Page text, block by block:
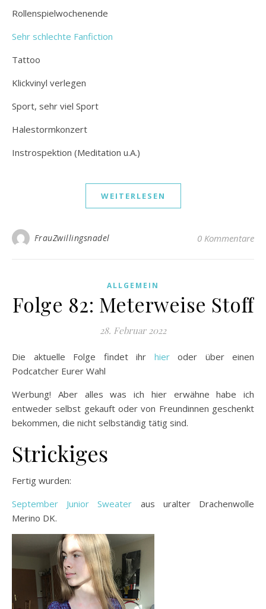
Rollenspielwochenende
Sehr schlechte Fanfiction
Tattoo
Klickvinyl verlegen
Sport, sehr viel Sport
Halestormkonzert
Instrospektion (Meditation u.A.)
WEITERLESEN
FrauZwillingsnadel 0 Kommentare
ALLGEMEIN
Folge 82: Meterweise Stoff
28. Februar 2022
Die aktuelle Folge findet ihr hieroder über einen
Podcatcher Eurer Wahl
Werbung! Aber alles was ich hier erwähne habe ich
entweder selbst gekauft oder von Freundinnen geschenkt
bekommen, die nicht selbständig tätig sind.
Strickiges
Fertig wurden:
September Junior Sweater aus uralter Drachenwolle
Merino DK.